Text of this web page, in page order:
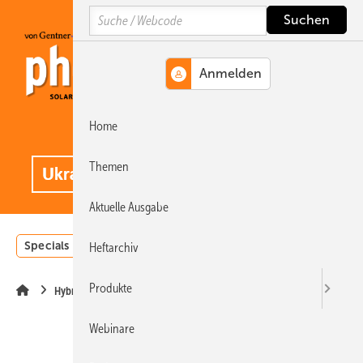
Hauptinhalt
Hauptmenü
SiteSearch
Specials Einstrahlungsatlas
Hybridgeneratoren
Search
Home
Themen
Aktuelle Ausgabe
Heftarchiv
Produkte
Webinare